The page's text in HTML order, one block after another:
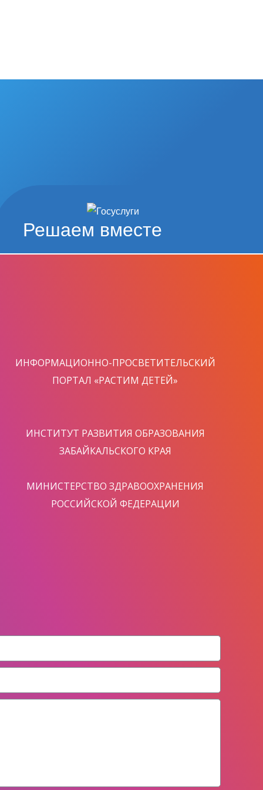
Решаем вместе
ИНФОРМАЦИОННО-ПРОСВЕТИТЕЛЬСКИЙ
ПОРТАЛ «РАСТИМ ДЕТЕЙ»
ИНСТИТУТ РАЗВИТИЯ ОБРАЗОВАНИЯ
ЗАБАЙКАЛЬСКОГО КРАЯ
МИНИСТЕРСТВО ЗДРАВООХРАНЕНИЯ
РОССИЙСКОЙ ФЕДЕРАЦИИ